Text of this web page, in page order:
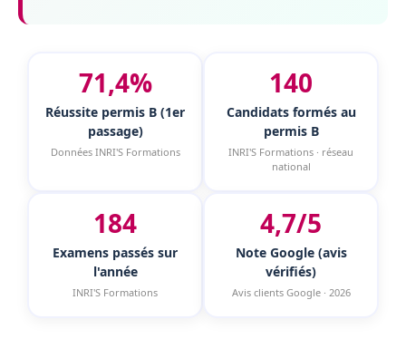
71,4%
Réussite permis B (1er
passage)
Données INRI'S Formations
140
Candidats formés au
permis B
INRI'S Formations · réseau
national
184
Examens passés sur
l'année
INRI'S Formations
4,7/5
Note Google (avis
vérifiés)
Avis clients Google · 2026